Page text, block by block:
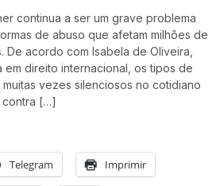
continua a ser um grave problema
de abuso que afetam milhões de
De acordo com Isabela de Oliveira,
direito internacional, os tipos de
vezes silenciosos no cotidiano
contra […]
Telegram Imprimir